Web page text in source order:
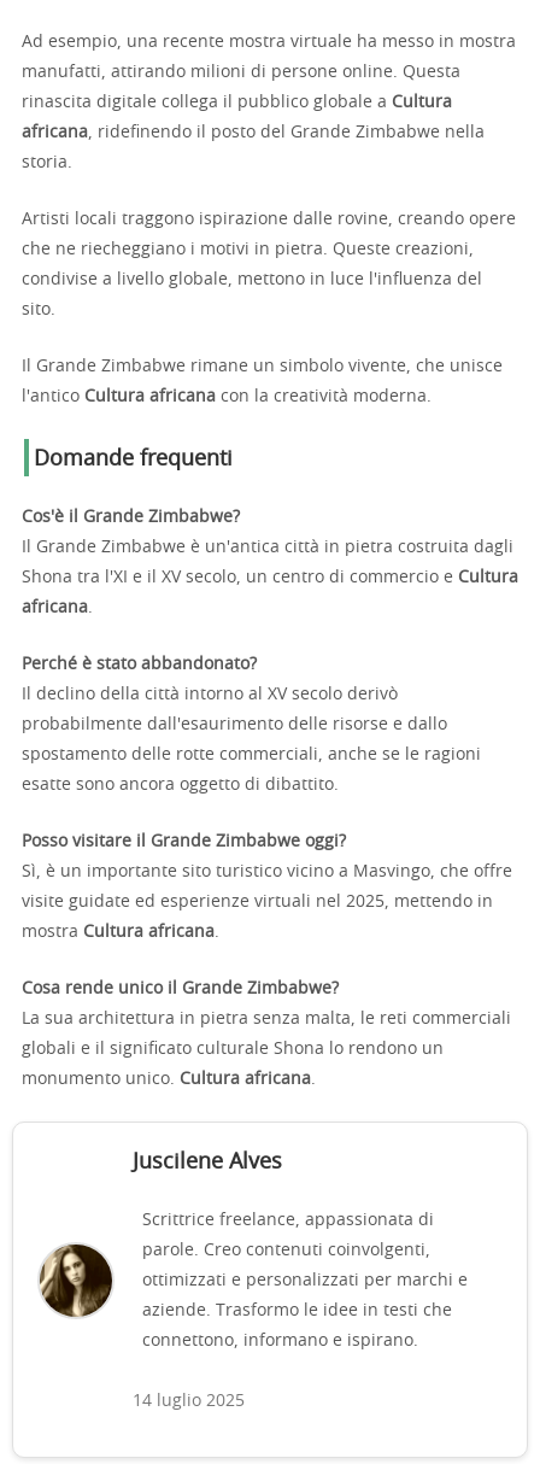
Ad esempio, una recente mostra virtuale ha messo in mostra
manufatti, attirando milioni di persone online. Questa
rinascita digitale collega il pubblico globale a Cultura
africana, ridefinendo il posto del Grande Zimbabwe nella
storia.
Artisti locali traggono ispirazione dalle rovine, creando opere
che ne riecheggiano i motivi in pietra. Queste creazioni,
condivise a livello globale, mettono in luce l'influenza del
sito.
Il Grande Zimbabwe rimane un simbolo vivente, che unisce
l'antico Cultura africana con la creatività moderna.
Domande frequenti
Cos'è il Grande Zimbabwe?
Il Grande Zimbabwe è un'antica città in pietra costruita dagli
Shona tra l'XI e il XV secolo, un centro di commercio e Cultura
africana.
Perché è stato abbandonato?
Il declino della città intorno al XV secolo derivò
probabilmente dall'esaurimento delle risorse e dallo
spostamento delle rotte commerciali, anche se le ragioni
esatte sono ancora oggetto di dibattito.
Posso visitare il Grande Zimbabwe oggi?
Sì, è un importante sito turistico vicino a Masvingo, che offre
visite guidate ed esperienze virtuali nel 2025, mettendo in
mostra Cultura africana.
Cosa rende unico il Grande Zimbabwe?
La sua architettura in pietra senza malta, le reti commerciali
globali e il significato culturale Shona lo rendono un
monumento unico. Cultura africana.
Juscilene Alves
Scrittrice freelance, appassionata di
parole. Creo contenuti coinvolgenti,
ottimizzati e personalizzati per marchi e
aziende. Trasformo le idee in testi che
connettono, informano e ispirano.
14 luglio 2025